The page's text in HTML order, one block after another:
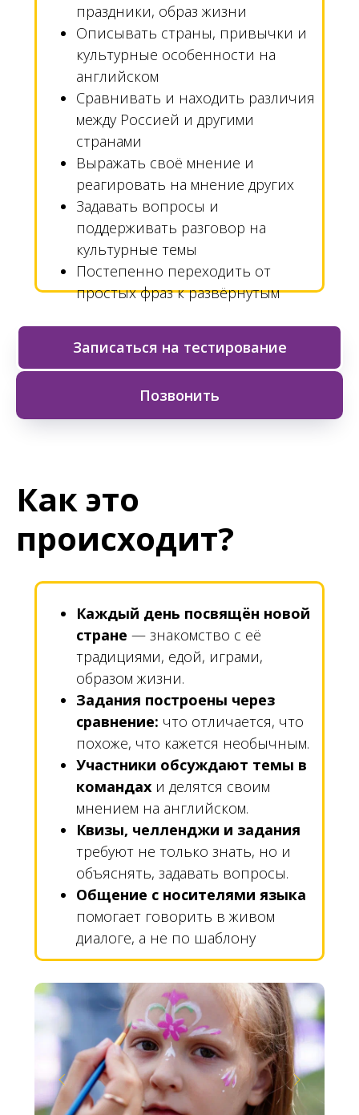
праздники, образ жизни
Описывать страны, привычки и
культурные особенности на
английском
Сравнивать и находить различия
между Россией и другими
странами
Выражать своё мнение и
реагировать на мнение других
Задавать вопросы и
поддерживать разговор на
культурные темы
Постепенно переходить от
простых фраз к развёрнутым
Записаться на тестирование
Позвонить
Как это
происходит?
Каждый день посвящён новой
стране — знакомство с её
традициями, едой, играми,
образом жизни.
Задания построены через
сравнение: что отличается, что
похоже, что кажется необычным.
Участники обсуждают темы в
командах и делятся своим
мнением на английском.
Квизы, челленджи и задания
требуют не только знать, но и
объяснять, задавать вопросы.
Общение с носителями языка
помогает говорить в живом
диалоге, а не по шаблону